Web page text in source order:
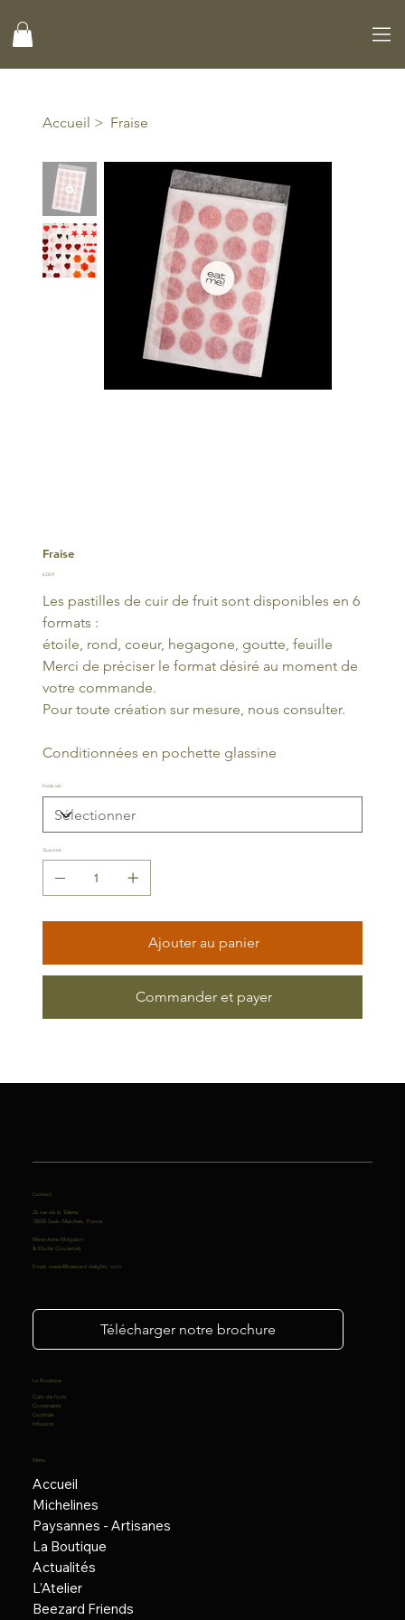
Accueil > Fraise
Fraise
Prix
6,00 €
Les pastilles de cuir de fruit sont disponibles en 6
formats :
étoile, rond, coeur, hegagone, goutte, feuille
Merci de préciser le format désiré au moment de
votre commande.
Pour toute création sur mesure, nous consulter.
Conditionnées en pochette glassine
Poids net
Quantité
Ajouter au panier
Commander et payer
Contact
26 rue de la Tuilerie,
78650 Saulx-Marchais, France.
Marie-Anne Mingalon
& Elodie Goulamaly
Email:marie@beezard-delights.com
Télécharger notre brochure
La Boutique
Cuirs de fruits
Condiments
Cocktails
Infusions
Menu
Accueil
Michelines
Paysannes - Artisanes
La Boutique
Actualités
L’Atelier
Beezard Friends